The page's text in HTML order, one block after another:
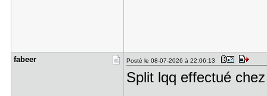
fabeer Posté le 08-07-2026 à 22:06:13
Split lqq effectué